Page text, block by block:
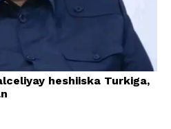
heshiiska Turkiga,